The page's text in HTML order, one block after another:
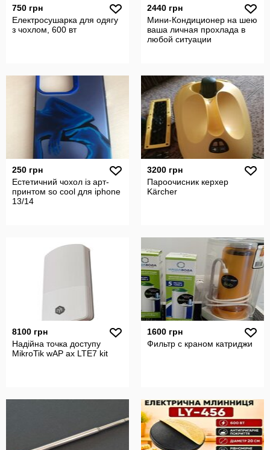
750 грн
Електросушарка для одягу
з чохлом, 600 вт
2440 грн
Мини-Кондиционер на шею
ваша личная прохлада в
любой ситуации
250 грн
Естетичний чохол із арт-
принтом so cool для iphone
13/14
3200 грн
Пароочисник керхер
Kärcher
8100 грн
Надійна точка доступу
MikroTik wAP ax LTE7 kit
1600 грн
Фильтр с краном катриджи